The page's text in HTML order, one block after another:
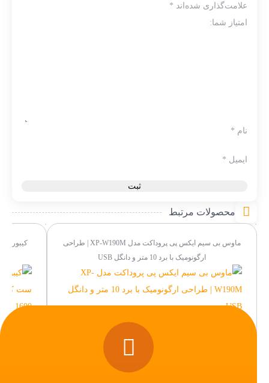
علامت‌گذاری شده‌اند *
امتیاز شما:
نام *
ایمیل *
محصولات مرتبط
ماوس بی سیم ایکس پی پروداکت مدل XP-W190M | طراحی
ارگونومیک با برد 10 متر و دانگل USB
به علاقه‌مندی‌ها اضافه شد.
630,000